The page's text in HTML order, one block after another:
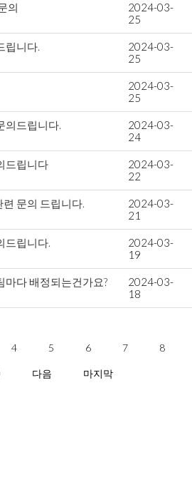
의
2024-03-
25
립니다.
2024-03-
25
2024-03-
25
의드립니다.
2024-03-
24
드립니다
2024-03-
22
문의 드립니다.
2024-03-
21
드립니다.
2024-03-
19
마다 배정되는건가요?
2024-03-
18
4 5 6 7 8
다음 마지막